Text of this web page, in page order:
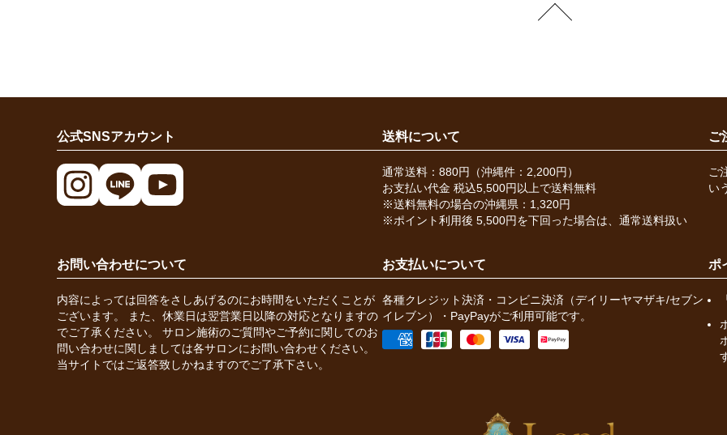
公式SNSアカウント 送料について
通常送料：880円（沖縄件：2,200円）
お支払い代金 税込5,500円以上で送料無料
※送料無料の場合の沖縄県：1,320円
※ポイント利用後 5,500円を下回った場合は、通常送料扱い
ご
ご
い
お問い合わせについて
内容によっては回答をさしあげるのにお時間をいただくことが
ございます。 また、休業日は翌営業日以降の対応となりますの
でご了承ください。 サロン施術のご質問やご予約に関してのお
問い合わせに関しましては各サロンにお問い合わせください。
当サイトではご返答致しかねますのでご了承下さい。
お支払いについて
各種クレジット決済・コンビニ決済（デイリーヤマザキ/セブン
イレブン）・PayPayがご利用可能です。
ポ